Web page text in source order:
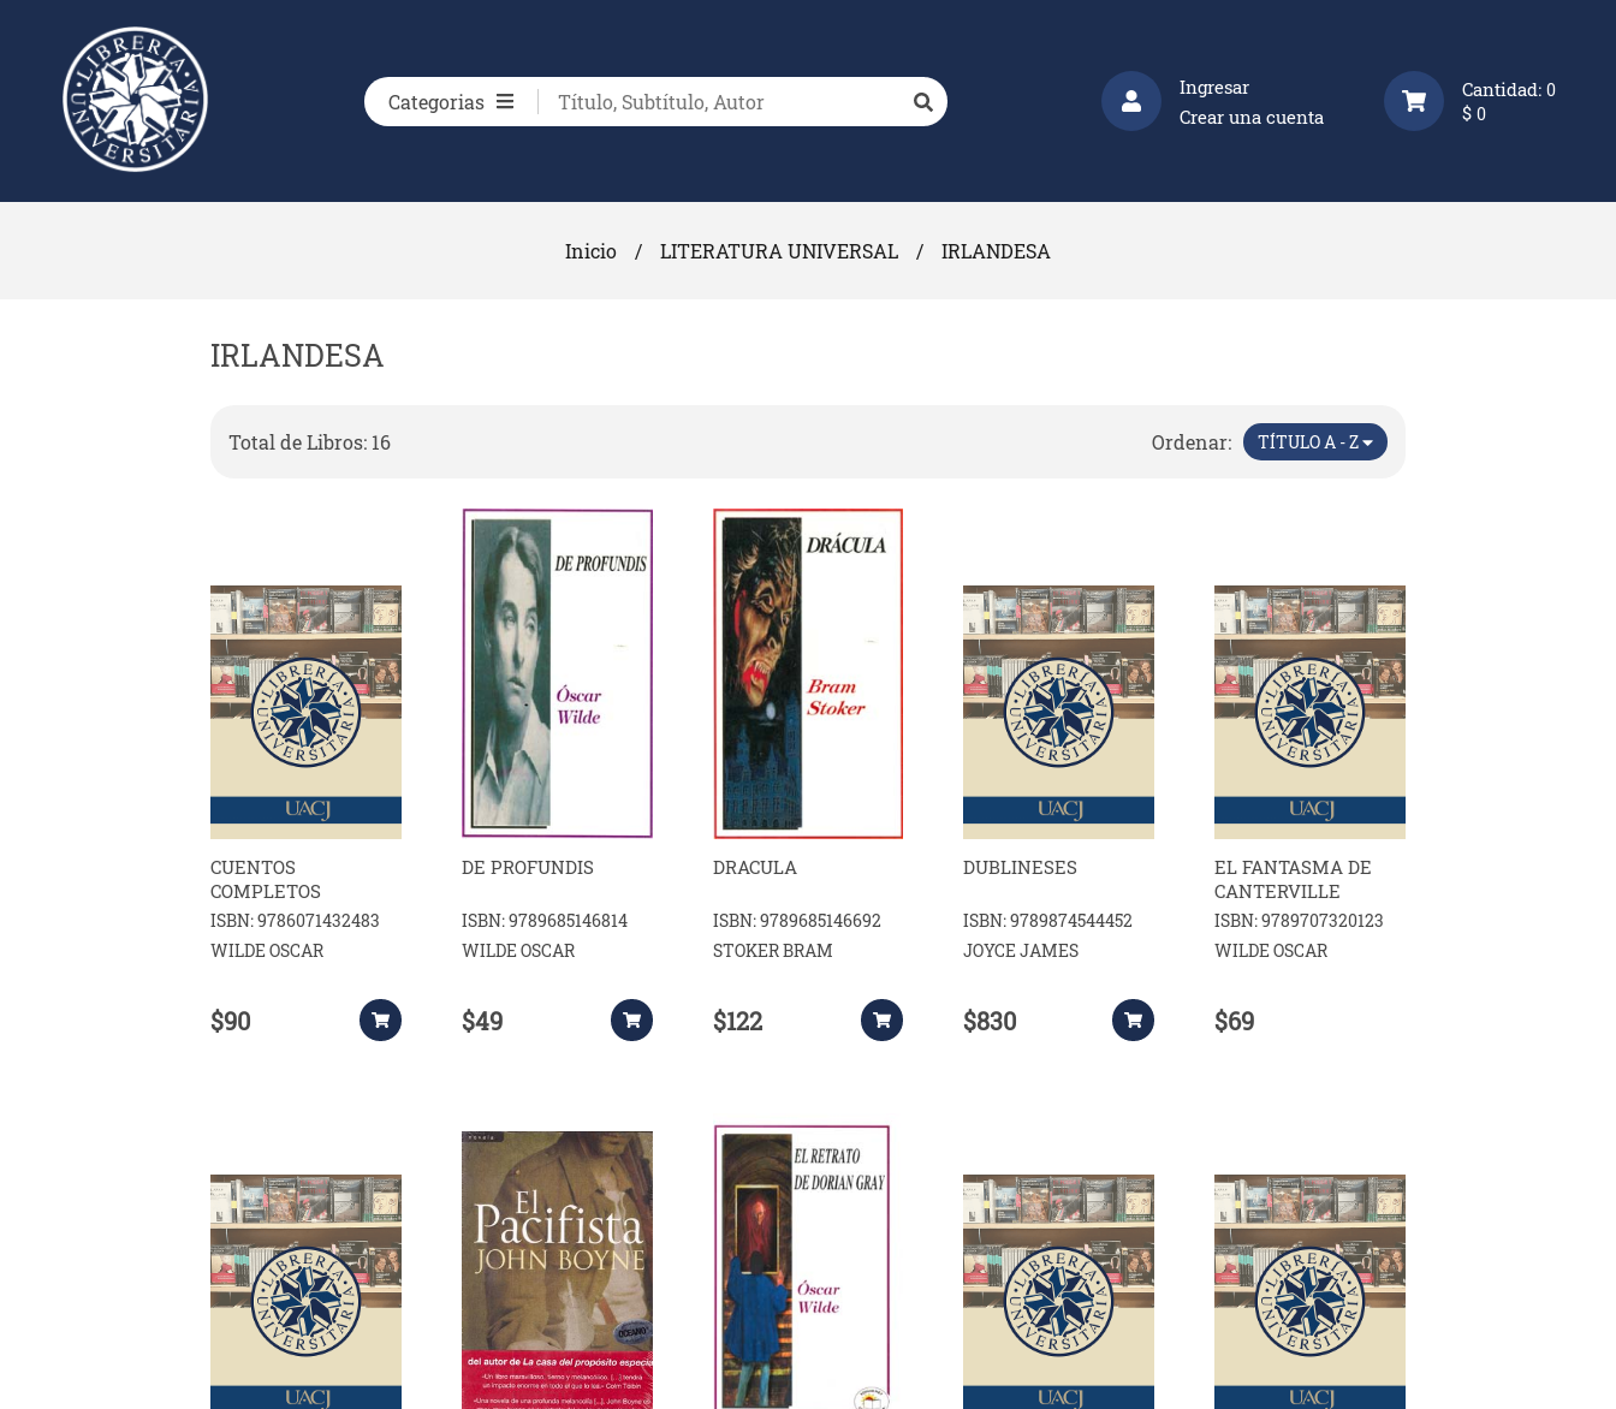
Categorias
Ingresar
Crear una cuenta
Cantidad: 0
$ 0
Inicio / LITERATURA UNIVERSAL / IRLANDESA
IRLANDESA
Total de Libros: 16 Ordenar: TÍTULO A - Z
CUENTOS
COMPLETOS
ISBN: 9786071432483
WILDE OSCAR
$90
DE PROFUNDIS
ISBN: 9789685146814
WILDE OSCAR
$49
DRACULA
ISBN: 9789685146692
STOKER BRAM
$122
DUBLINESES
ISBN: 9789874544452
JOYCE JAMES
$830
EL FANTASMA DE
CANTERVILLE
ISBN: 9789707320123
WILDE OSCAR
$69